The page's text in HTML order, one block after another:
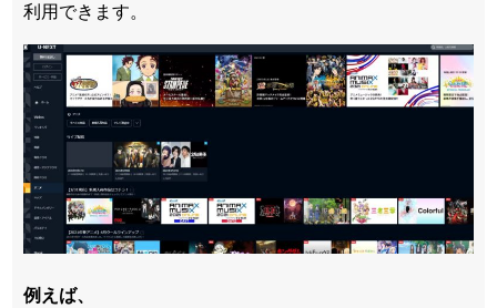
利用できます。
例えば、